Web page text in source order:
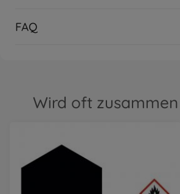
FAQ
Wird oft